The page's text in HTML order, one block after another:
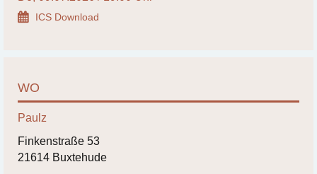
ICS Download
WO
Paulz
Finkenstraße 53
21614 Buxtehude